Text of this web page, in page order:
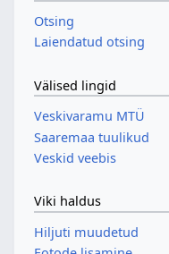
Otsing
Laiendatud otsing
Välised lingid
Veskivaramu MTÜ
Saaremaa tuulikud
Veskid veebis
Viki haldus
Hiljuti muudetud